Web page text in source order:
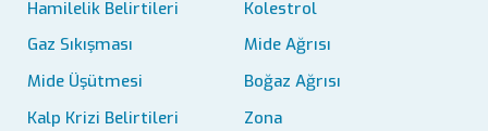
Hamilelik Belirtileri
Kolestrol
Gaz Sıkışması
Mide Ağrısı
Mide Üşütmesi
Boğaz Ağrısı
Kalp Krizi Belirtileri
Zona